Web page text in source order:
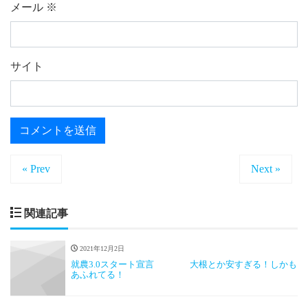
メール ※
サイト
« Prev Next »
関連記事
2021年12月2日
就農3.0スタート宣言 大根とか安すぎる！しかも
あふれてる！